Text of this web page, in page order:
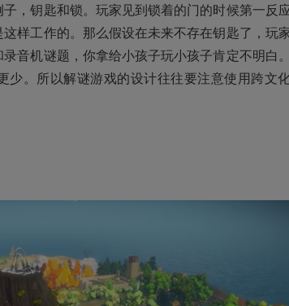
，钥匙和锁。玩家见到锁着的门的时候第一反
样工作的。那么假设在未来不存在钥匙了，玩
音机谜题，你拿给小孩子玩小孩子肯定不明白
少。所以解谜游戏的设计往往要注意使用跨文